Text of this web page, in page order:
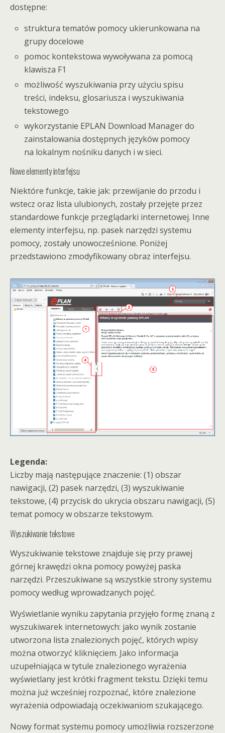
dostępne:
struktura tematów pomocy ukierunkowana na
grupy docelowe
pomoc kontekstowa wywoływana za pomocą
klawisza F1
możliwość wyszukiwania przy użyciu spisu
treści, indeksu, glosariusza i wyszukiwania
tekstowego
wykorzystanie EPLAN Download Manager do
zainstalowania dostępnych języków pomocy
na lokalnym nośniku danych i w sieci.
Nowe elementy interfejsu
Niektóre funkcje, takie jak: przewijanie do przodu i
wstecz oraz lista ulubionych, zostały przejęte przez
standardowe funkcje przeglądarki internetowej. Inne
elementy interfejsu, np. pasek narzędzi systemu
pomocy, zostały unowocześnione. Poniżej
przedstawiono zmodyfikowany obraz interfejsu.
Legenda:
Liczby mają następujące znaczenie: (1) obszar
nawigacji, (2) pasek narzędzi, (3) wyszukiwanie
tekstowe, (4) przycisk do ukrycia obszaru nawigacji, (5)
temat pomocy w obszarze tekstowym.
Wyszukiwanie tekstowe
Wyszukiwanie tekstowe znajduje się przy prawej
górnej krawędzi okna pomocy powyżej paska
narzędzi. Przeszukiwane są wszystkie strony systemu
pomocy według wprowadzanych pojęć.
Wyświetlanie wyniku zapytania przyjęło formę znaną z
wyszukiwarek internetowych: jako wynik zostanie
utworzona lista znalezionych pojęć, których wpisy
można otworzyć kliknięciem. Jako informacja
uzupełniająca w tytule znalezionego wyrażenia
wyświetlany jest krótki fragment tekstu. Dzięki temu
można już wcześniej rozpoznać, które znalezione
wyrażenia odpowiadają oczekiwaniom szukającego.
Nowy format systemu pomocy umożliwia rozszerzone